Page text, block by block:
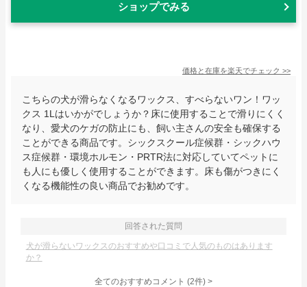
ショップでみる
価格と在庫を楽天でチェック >>
こちらの犬が滑らなくなるワックス、すべらないワン！ワッ
クス 1Lはいかがでしょうか？床に使用することで滑りにくく
なり、愛犬のケガの防止にも、飼い主さんの安全も確保する
ことができる商品です。シックスクール症候群・シックハウ
ス症候群・環境ホルモン・PRTR法に対応していてペットに
も人にも優しく使用することができます。床も傷がつきにく
くなる機能性の良い商品でお勧めです。
回答された質問
犬が滑らないワックスのおすすめや口コミで人気のものはあります
か？
全てのおすすめコメント (2件) >